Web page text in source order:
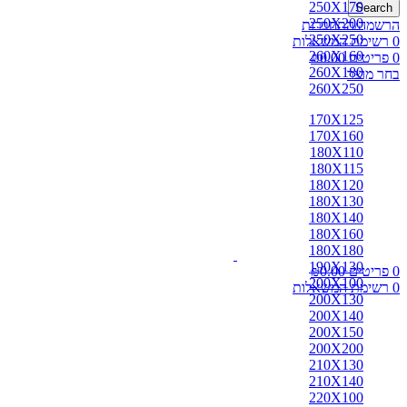
Search
הרשמה/התחברות
0 רשימת המשאלות
0 פריטים ₪0.00
בחר מוצר
0 פריטים ₪0.00
0 רשימת המשאלות
250X170
250X200
250X250
260X160
260X180
260X250
170X125
170X160
180X110
180X115
180X120
180X130
180X140
180X160
180X180
190X130
200X100
200X130
200X140
200X150
200X200
210X130
210X140
220X100